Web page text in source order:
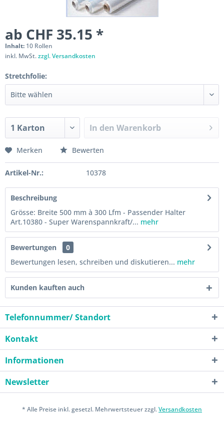
ab CHF 35.15 *
Inhalt: 10 Rollen
inkl. MwSt.zzgl. Versandkosten
Stretchfolie:
In den Warenkorb
Merken Bewerten
Artikel-Nr.: 10378
Beschreibung
Grösse: Breite 500 mm à 300 Lfm - Passender Halter
Art.10380 - Super Warenspannkraft/... mehr
Bewertungen
0
Bewertungen lesen, schreiben und diskutieren... mehr
Kunden kauften auch
Telefonnummer/ Standort
Kontakt
Informationen
Newsletter
* Alle Preise inkl. gesetzl. Mehrwertsteuer zzgl.Versandkosten